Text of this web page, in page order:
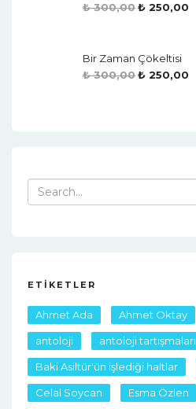
Rated4.50
₺300,00₺ 250,00
Bir Zaman Çökeltisi
₺300,00₺ 250,00
Search
for:
ETIKETLER
Ahmet Ada Ahmet Oktay
antoloji antoloji tartışmaları
Baki Asiltür'ün işlediği haltlar
Celal Soycan Esma Özlen